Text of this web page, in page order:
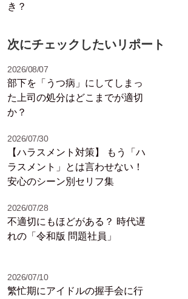
き？
次にチェックしたいリポート
2026/08/07
部下を「うつ病」にしてしまっ
た上司の処分はどこまでが適切
か？
2026/07/30
【ハラスメント対策】 もう「ハ
ラスメント」とは言わせない！
安心のシーン別セリフ集
2026/07/28
不適切にもほどがある？ 時代遅
れの「令和版 問題社員」
2026/07/10
繁忙期にアイドルの握手会に行